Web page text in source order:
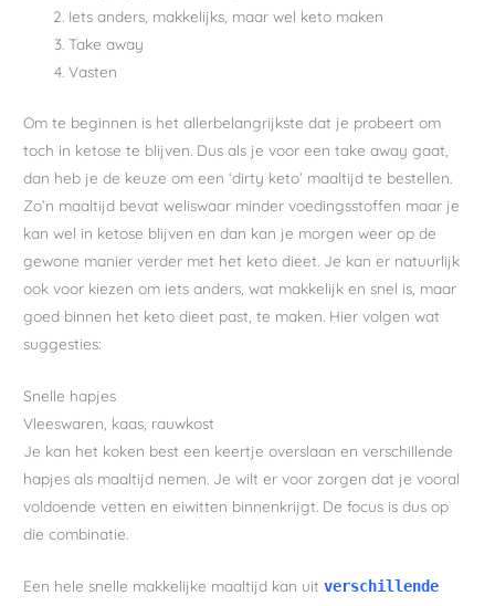
Iets anders, makkelijks, maar wel keto maken
Take away
Vasten
Om te beginnen is het allerbelangrijkste dat je probeert om
toch in ketose te blijven. Dus als je voor een take away gaat,
dan heb je de keuze om een ‘dirty keto’ maaltijd te bestellen.
Zo’n maaltijd bevat weliswaar minder voedingsstoffen maar je
kan wel in ketose blijven en dan kan je morgen weer op de
gewone manier verder met het keto dieet. Je kan er natuurlijk
ook voor kiezen om iets anders, wat makkelijk en snel is, maar
goed binnen het keto dieet past, te maken. Hier volgen wat
suggesties:
Snelle hapjes
Vleeswaren, kaas, rauwkost
Je kan het koken best een keertje overslaan en verschillende
hapjes als maaltijd nemen. Je wilt er voor zorgen dat je vooral
voldoende vetten en eiwitten binnenkrijgt. De focus is dus op
die combinatie.
Een hele snelle makkelijke maaltijd kan uitverschillende